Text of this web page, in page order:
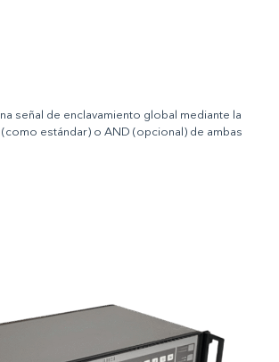
señal de enclavamiento global mediante la
estándar) o AND (opcional) de ambas